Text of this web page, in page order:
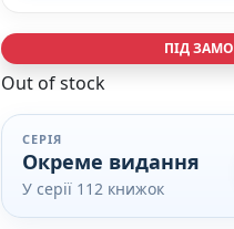
Зарубіжні
Різдвяні / Зимові
Книги для дітей
Казки Вірші
Книги з наліпками
ПІД
Out of stock
СЕРІЯ
Окреме видання
У серії 112 книжок